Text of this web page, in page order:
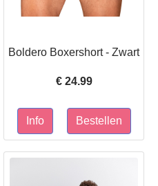
Boldero Boxershort - Zwart
€ 24.99